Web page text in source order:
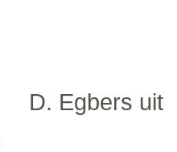
D. Egbers uit